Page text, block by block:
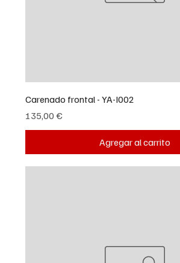
Carenado frontal - YA-I002
Precio
135,00 €
Agregar al carrito